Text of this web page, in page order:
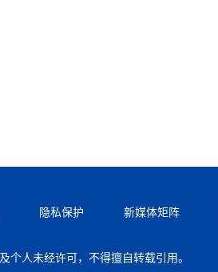
隐私保护 新媒体矩阵
个人未经许可，不得擅自转载引用。